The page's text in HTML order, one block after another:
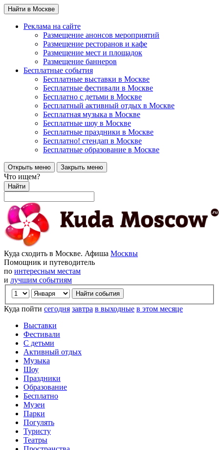
Найти в Москве
Реклама на сайте
Размещение анонсов мероприятий
Размещение ресторанов и кафе
Размещение мест и площадок
Размещение баннеров
Бесплатные события
Бесплатные выставки в Москве
Бесплатные фестивали в Москве
Бесплатно с детьми в Москве
Бесплатный активный отдых в Москве
Бесплатная музыка в Москве
Бесплатные шоу в Москве
Бесплатные праздники в Москве
Бесплатно! стендап в Москве
Бесплатные образование в Москве
Открыть меню Закрыть меню
Что ищем?
Найти
Куда сходить в Москве. Афиша Москвы
Помощник и путеводитель
по интересным местам
и лучшим событиям
Куда пойти сегодня завтра в выходные в этом месяце
Выставки
Фестивали
С детьми
Активный отдых
Музыка
Шоу
Праздники
Образование
Бесплатно
Музеи
Парки
Погулять
Туристу
Театры